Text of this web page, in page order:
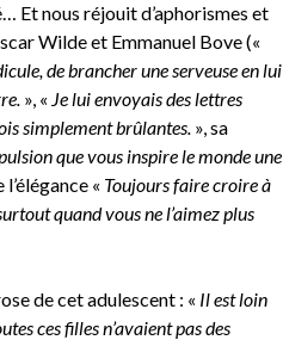
Et nous réjouit d’aphorismes et
Wilde et Emmanuel Bove («
de brancher une serveuse en lui
», « Je lui envoyais des lettres
simplement brûlantes.», sa
que vous inspire le monde une
« Toujours faire croire à
quand vous ne l’aimez plus
de cet adulescent : « Il est loin
ces filles n’avaient pas des